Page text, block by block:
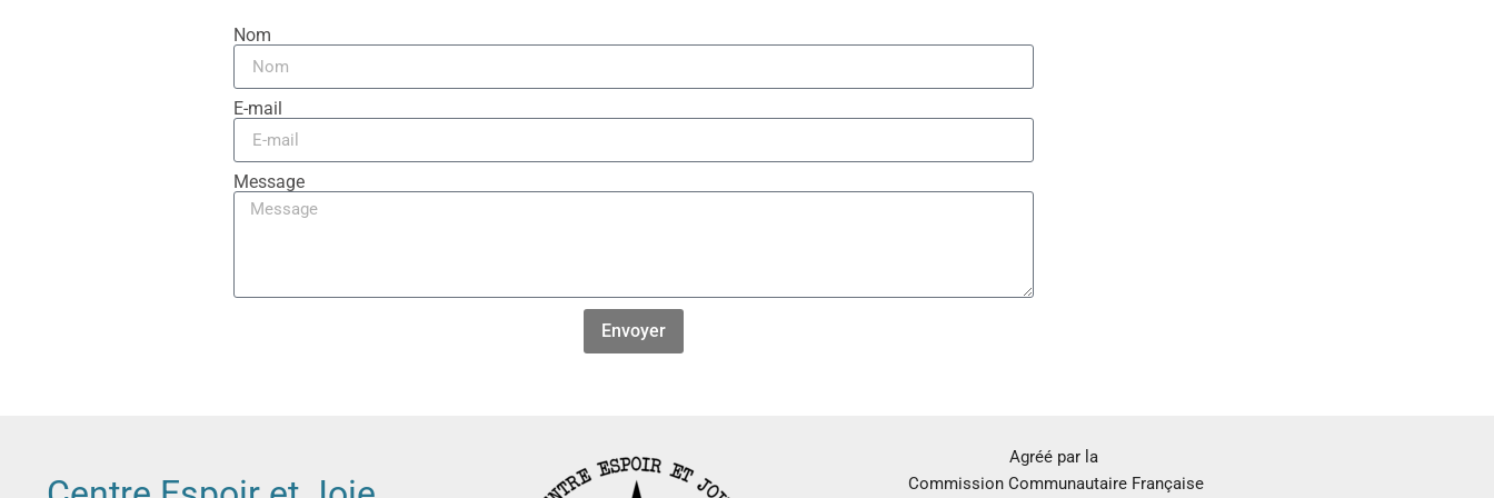
Nom
E-mail
Message
Envoyer
Agréé par la
Commission Communautaire Française